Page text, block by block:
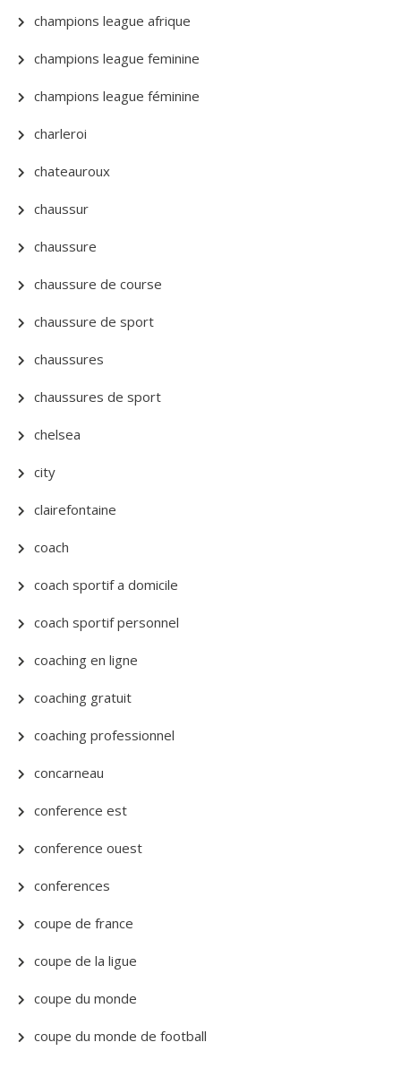
champions league afrique
champions league feminine
champions league féminine
charleroi
chateauroux
chaussur
chaussure
chaussure de course
chaussure de sport
chaussures
chaussures de sport
chelsea
city
clairefontaine
coach
coach sportif a domicile
coach sportif personnel
coaching en ligne
coaching gratuit
coaching professionnel
concarneau
conference est
conference ouest
conferences
coupe de france
coupe de la ligue
coupe du monde
coupe du monde de football